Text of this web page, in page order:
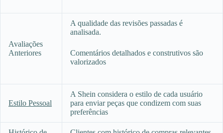
Avaliações
Anteriores
A qualidade das revisões passadas é
analisada.
Comentários detalhados e construtivos são
valorizados
Estilo Pessoal
A Shein considera o estilo de cada usuário
para enviar peças que condizem com suas
preferências